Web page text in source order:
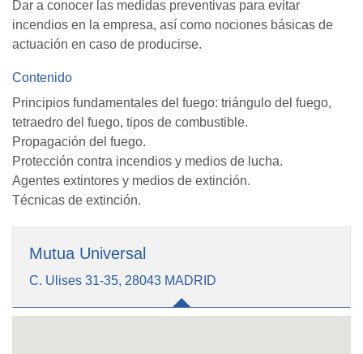
Dar a conocer las medidas preventivas para evitar
incendios en la empresa, así como nociones básicas de
actuación en caso de producirse.
Contenido
Principios fundamentales del fuego: triángulo del fuego,
tetraedro del fuego, tipos de combustible.
Propagación del fuego.
Protección contra incendios y medios de lucha.
Agentes extintores y medios de extinción.
Técnicas de extinción.
Mutua Universal
C. Ulises 31-35, 28043 MADRID